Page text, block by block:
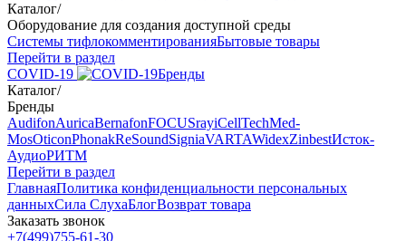
Каталог/
Оборудование для создания доступной среды
Системы тифлокомментированияБытовые товары
Перейти в раздел
COVID-19
Бренды
Каталог/
Бренды
AudifonAuricaBernafonFOCUSrayiCellTechMed-
MosOticonPhonakReSoundSigniaVARTAWidexZinbestИсток-
АудиоРИТМ
Перейти в раздел
ГлавнаяПолитика конфиденциальности персональных
данныхСила СлухаБлогВозврат товара
Заказать звонок
+7(499)755-61-30